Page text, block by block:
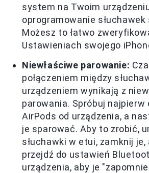
system na Twoim
oprogramowanie
Możesz to łatwo
Ustawieniach swojego
Niewłaściwe parowanie:
połączeniem między
urządzeniem wynikają z
parowania. Spróbuj najpierw
AirPods od urządzenia, a
je sparować. Aby to zrobić,
słuchawki w etui, zamknij
przejdź do ustawień
urządzenia, aby je